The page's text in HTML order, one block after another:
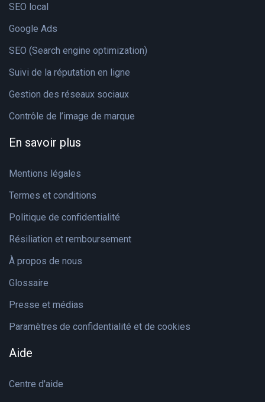
SEO local
Google Ads
SEO (Search engine optimization)
Suivi de la réputation en ligne
Gestion des réseaux sociaux
Contrôle de l’image de marque
En savoir plus
Mentions légales
Termes et conditions
Politique de confidentialité
Résiliation et remboursement
À propos de nous
Glossaire
Presse et médias
Paramètres de confidentialité et de cookies
Aide
Centre d'aide